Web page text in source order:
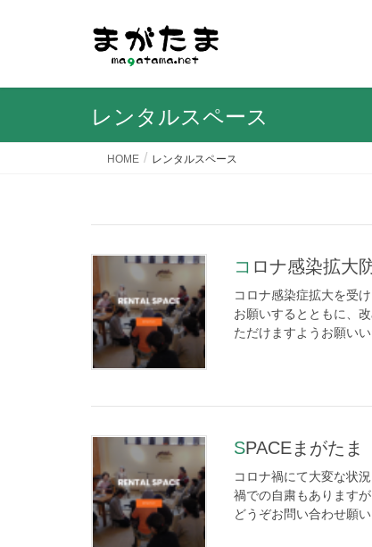
レンタルスペース
HOME レンタルスペース
コロナ感染拡
コロナ感染症拡大を受
お願いするとともに、
ただけますようお願い
SPACEまがた
コロナ禍にて大変な状
禍での自粛もあります
どうぞお問い合わせ願